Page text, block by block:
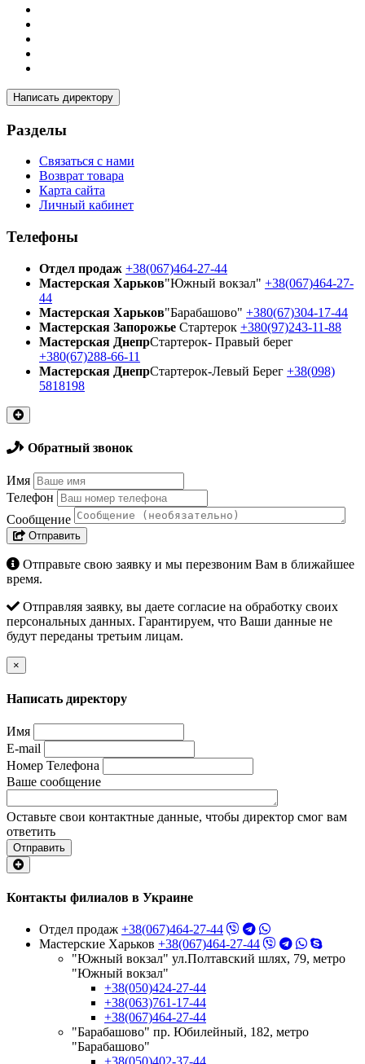
Написать директору
Разделы
Связаться с нами
Возврат товара
Карта сайта
Личный кабинет
Телефоны
Отдел продаж +38(067)464-27-44
Мастерская Харьков"Южный вокзал" +38(067)464-27-
44
Мастерская Харьков"Барабашово" +380(67)304-17-44
Мастерская Запорожье Стартерок +380(97)243-11-88
Мастерская ДнепрСтартерок- Правый берег
+380(67)288-66-11
Мастерская ДнепрСтартерок-Левый Берег +38(098)
5818198
Обратный звонок
Имя
Телефон
Сообщение
Отправить
Отправьте свою заявку и мы перезвоним Вам в ближайшее
время.
Отправляя заявку, вы даете согласие на обработку своих
персональных данных. Гарантируем, что Ваши данные не
будут переданы третьим лицам.
×
Написать директору
Имя
E-mail
Номер Телефона
Ваше сообщение
Оставьте свои контактные данные, чтобы директор смог вам
ответить
Отправить
Контакты филиалов в Украине
Отдел продаж +38(067)464-27-44
Мастерские Харьков +38(067)464-27-44
"Южный вокзал" ул.Полтавский шлях, 79, метро
"Южный вокзал"
+38(050)424-27-44
+38(063)761-17-44
+38(067)464-27-44
"Барабашово" пр. Юбилейный, 182, метро
"Барабашово"